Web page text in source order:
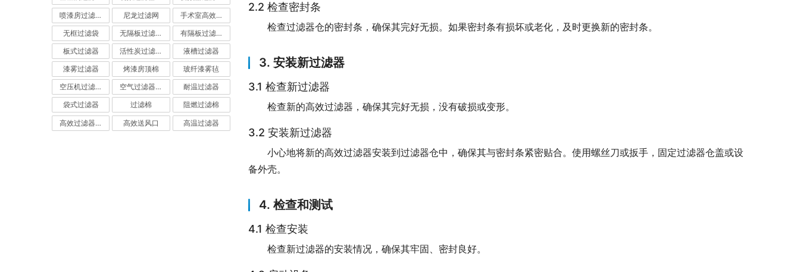
2.2 检查密封条
检查过滤器仓的密封条，确保其完好无损。如果密封条有损坏或老化，及时更换新的密封条。
3. 安装新过滤器
3.1 检查新过滤器
检查新的高效过滤器，确保其完好无损，没有破损或变形。
3.2 安装新过滤器
小心地将新的高效过滤器安装到过滤器仓中，确保其与密封条紧密贴合。使用螺丝刀或扳手，固定过滤器仓盖或设
备外壳。
4. 检查和测试
4.1 检查安装
检查新过滤器的安装情况，确保其牢固、密封良好。
喷漆房过滤棉 尼龙过滤网 手术室高效过滤器
无框过滤袋 无隔板过滤器 有隔板过滤器
板式过滤器 活性炭过滤器-活性炭空气过滤器 液槽过滤器
漆雾过滤器 烤漆房顶棉 玻纤漆雾毡
空压机过滤网 空气过滤器厂家 耐温过滤器
袋式过滤器 过滤棉 阻燃过滤棉
高效过滤器-高效空气过滤器 高效送风口 高温过滤器